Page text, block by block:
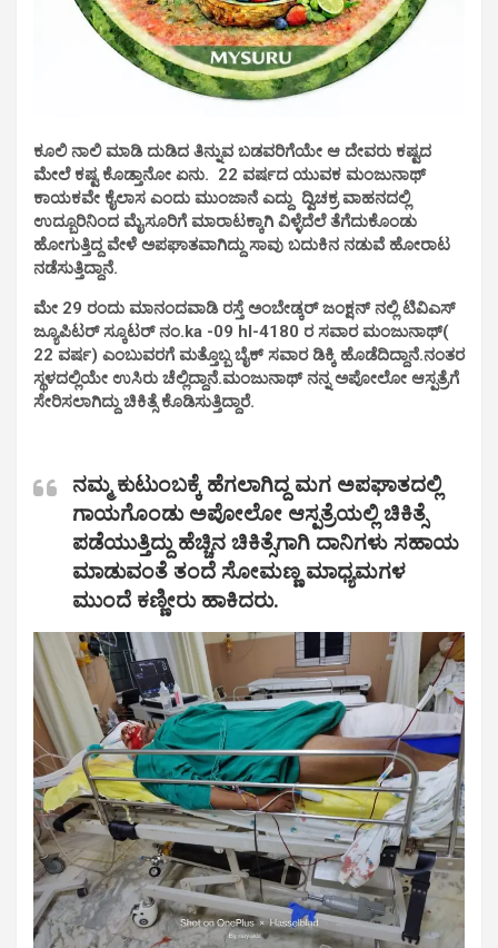
ಕೂಲಿ ನಾಲಿ ಮಾಡಿ ದುಡಿದ ತಿನ್ನುವ ಬಡವರಿಗೆಯೇ ಆ ದೇವರು ಕಷ್ಟದ
ಮೇಲೆ ಕಷ್ಟ ಕೊಡ್ತಾನೋ ಏನು. 22 ವರ್ಷದ ಯುವಕ ಮಂಜುನಾಥ್
ಕಾಯಕವೇ ಕೈಲಾಸ ಎಂದು ಮುಂಜಾನೆ ಎದ್ದು ದ್ವಿಚಕ್ರ ವಾಹನದಲ್ಲಿ
ಉದ್ಬೂರಿನಿಂದ ಮೈಸೂರಿಗೆ ಮಾರಾಟಕ್ಕಾಗಿ ವಿಳ್ಳೆದೆಲೆ ತೆಗೆದುಕೊಂಡು
ಹೋಗುತ್ತಿದ್ದ ವೇಳೆ ಅಪಘಾತವಾಗಿದ್ದು ಸಾವು ಬದುಕಿನ ನಡುವೆ ಹೋರಾಟ
ನಡೆಸುತ್ತಿದ್ದಾನೆ.
ಮೇ 29 ರಂದು ಮಾನಂದವಾಡಿ ರಸ್ತೆ ಅಂಬೇಡ್ಕರ್ ಜಂಕ್ಷನ್ ನಲ್ಲಿ ಟಿವಿಎಸ್
ಜ್ಯೂಪಿಟರ್ ಸ್ಕೂಟರ್ ನಂ.ka -09 hl-4180 ರ ಸವಾರ ಮಂಜುನಾಥ್(
22 ವರ್ಷ) ಎಂಬುವರಗೆ ಮತ್ತೊಬ್ಬ ಬೈಕ್ ಸವಾರ ಡಿಕ್ಕಿ ಹೊಡೆದಿದ್ದಾನೆ.ನಂತರ
ಸ್ಥಳದಲ್ಲಿಯೇ ಉಸಿರು ಚೆಲ್ಲಿದ್ದಾನೆ.ಮಂಜುನಾಥ್ ನನ್ನ ಅಪೋಲೋ ಆಸ್ಪತ್ರೆಗೆ
ಸೇರಿಸಲಾಗಿದ್ದು ಚಿಕಿತ್ಸೆ ಕೊಡಿಸುತ್ತಿದ್ದಾರೆ.
ನಮ್ಮ‌ ಕುಟುಂಬಕ್ಕೆ ಹೆಗಲಾಗಿದ್ದ ಮಗ ಅಪಘಾತದಲ್ಲಿ
ಗಾಯಗೊಂಡು ಅಪೋಲೋ ಆಸ್ಪತ್ರೆಯಲ್ಲಿ ಚಿಕಿತ್ಸೆ
ಪಡೆಯುತ್ತಿದ್ದು ಹೆಚ್ಚಿನ ಚಿಕಿತ್ಸೆಗಾಗಿ ದಾನಿಗಳು ಸಹಾಯ
ಮಾಡುವಂತೆ ತಂದೆ ಸೋಮಣ್ಣ ಮಾಧ್ಯಮಗಳ
ಮುಂದೆ ಕಣ್ಣೀರು ಹಾಕಿದರು.